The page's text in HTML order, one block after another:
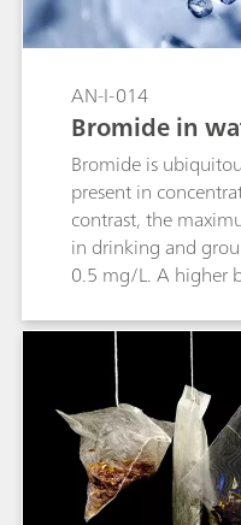
AN-I-014
Bromide in
Bromide is
present in
contrast, the
in drinking and
0.5 mg/L. A higher
fertilizer, road salt
Application Note
the bromide
measurement with
in accordance with